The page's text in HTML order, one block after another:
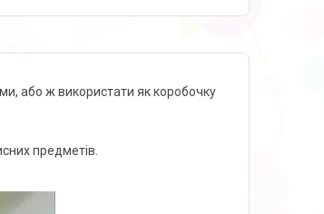
або ж використати як коробочку
предметів.